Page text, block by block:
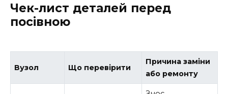
Чек-лист деталей перед
посівною
Вузол Що перевірити
Причина заміни
або ремонту